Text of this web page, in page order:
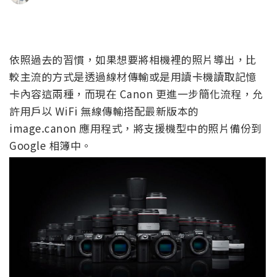
依照過去的習慣，如果想要將相機裡的照片導出，比
較主流的方式是透過線材傳輸或是用讀卡機讀取記憶
卡內容這兩種，而現在 Canon 更進一步簡化流程，允
許用戶以 WiFi 無線傳輸搭配最新版本的
image.canon 應用程式，將支援機型中的照片備份到
Google 相簿中。